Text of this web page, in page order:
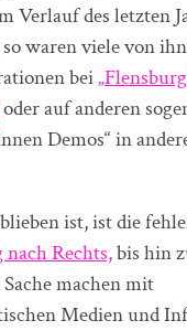
Verlauf des letzten
waren viele von
bei
auf anderen
Demos“ in
ist, ist die
Rechts,bis hin
machen mit
Medien und